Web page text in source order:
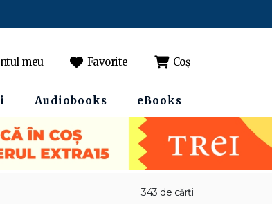
meu Favorite Coș
Audiobooks eBooks
343 de cărți